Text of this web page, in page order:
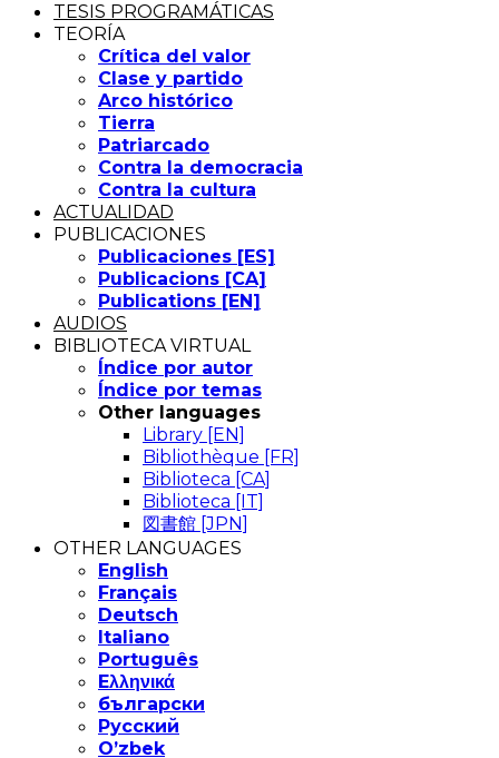
TESIS PROGRAMÁTICAS
TEORÍA
Crítica del valor
Clase y partido
Arco histórico
Tierra
Patriarcado
Contra la democracia
Contra la cultura
ACTUALIDAD
PUBLICACIONES
Publicaciones [ES]
Publicacions [CA]
Publications [EN]
AUDIOS
BIBLIOTECA VIRTUAL
Índice por autor
Índice por temas
Other languages
Library [EN]
Bibliothèque [FR]
Biblioteca [CA]
Biblioteca [IT]
図書館 [JPN]
OTHER LANGUAGES
English
Français
Deutsch
Italiano
Português
Eλληνικά
български
Русский
O’zbek